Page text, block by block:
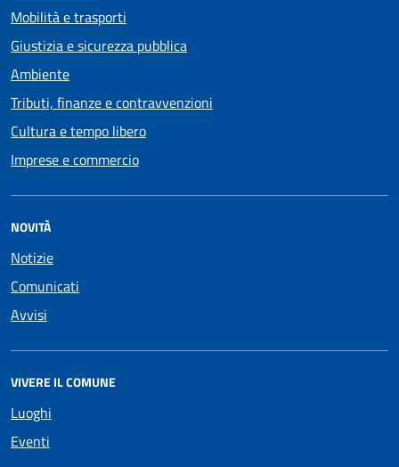
Mobilità e trasporti
Giustizia e sicurezza pubblica
Ambiente
Tributi, finanze e contravvenzioni
Cultura e tempo libero
Imprese e commercio
NOVITÀ
Notizie
Comunicati
Avvisi
VIVERE IL COMUNE
Luoghi
Eventi